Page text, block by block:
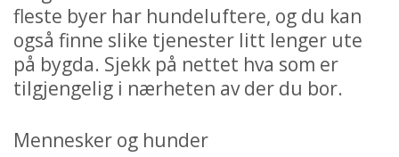
fleste byer har hundeluftere, og du kan
også finne slike tjenester litt lenger ute
på bygda. Sjekk på nettet hva som er
tilgjengelig i nærheten av der du bor.
Mennesker og hunder